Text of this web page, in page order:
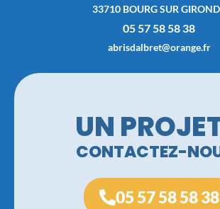
33710 BOURG SUR
05 57 58 58 38
abrisdalbret@orange.fr
UN
CONTACTEZ-
05 57 58 58 38